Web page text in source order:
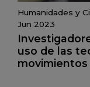
Humanidades y
Jun 2023
uso de las
movimientos